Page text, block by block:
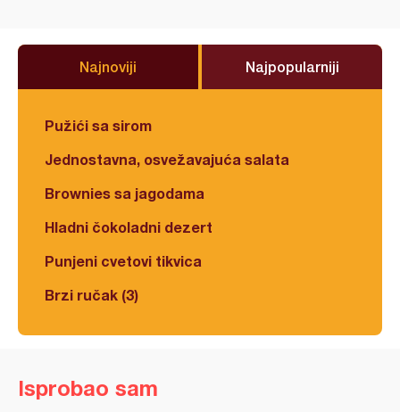
Najnoviji Najpopularniji
Pužići sa sirom
Jednostavna, osvežavajuća salata
Brownies sa jagodama
Hladni čokoladni dezert
Punjeni cvetovi tikvica
Brzi ručak (3)
Isprobao sam